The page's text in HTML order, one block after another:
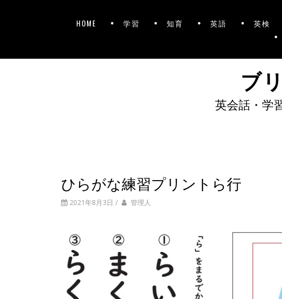
HOME 学習 知育 英語 英検
ブ
英会話・学
ひらがな練習プリントら行
2021年8月3日 / 管理人